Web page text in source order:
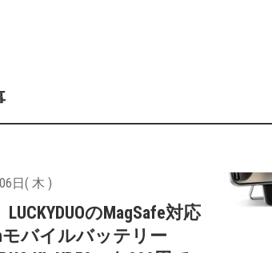
日( 木 )
LUCKYDUOのMagSafe対応
モバイルバッテリー